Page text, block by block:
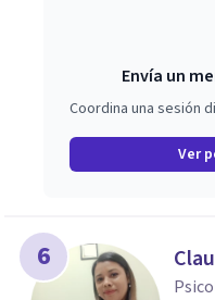
Envía un
Coordina una sesión
Ver
6